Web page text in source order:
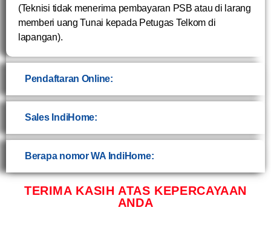
(Teknisi tidak menerima pembayaran PSB atau di larang
memberi uang Tunai kepada Petugas Telkom di
lapangan).
Pendaftaran Online:
Sales IndiHome:
Berapa nomor WA IndiHome:
TERIMA KASIH ATAS KEPERCAYAAN
ANDA